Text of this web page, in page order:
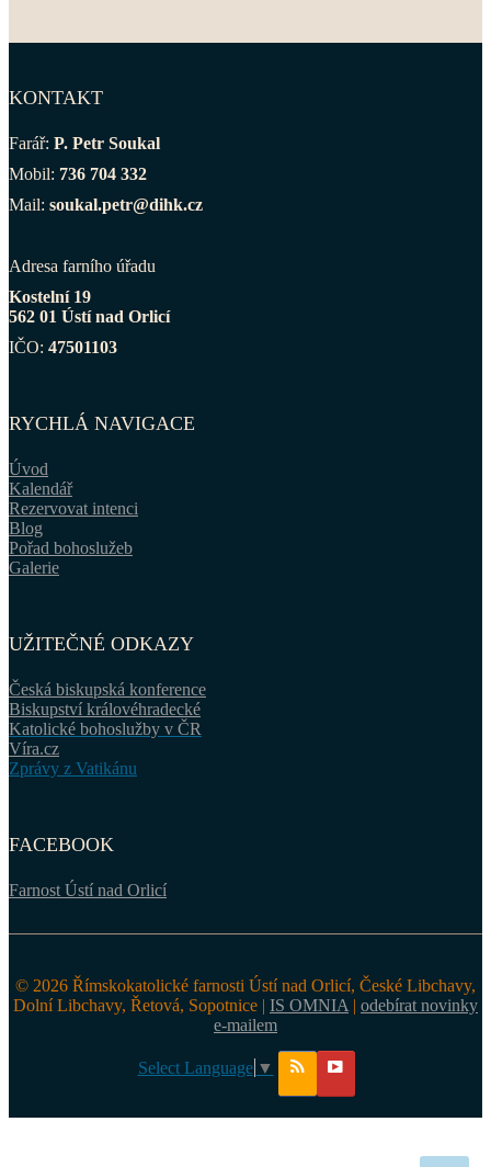
KONTAKT
Farář: P. Petr Soukal
Mobil: 736 704 332
Mail: soukal.petr@dihk.cz
Adresa farního úřadu
Kostelní 19
562 01 Ústí nad Orlicí
IČO: 47501103
RYCHLÁ NAVIGACE
Úvod
Kalendář
Rezervovat intenci
Blog
Pořad bohoslužeb
Galerie
UŽITEČNÉ ODKAZY
Česká biskupská konference
Biskupství královéhradecké
Katolické bohoslužby v ČR
Víra.cz
Zprávy z Vatikánu
FACEBOOK
Farnost Ústí nad Orlicí
© 2026 Římskokatolické farnosti Ústí nad Orlicí, České Libchavy,
Dolní Libchavy, Řetová, Sopotnice | IS OMNIA | odebírat novinky
e-mailem
Select Language ▼